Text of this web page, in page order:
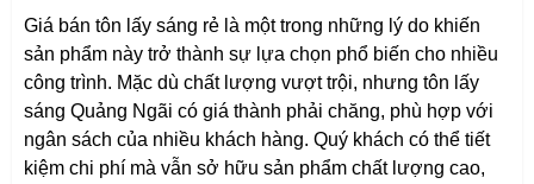
Giá bán tôn lấy sáng rẻ là một trong những lý do khiến
sản phẩm này trở thành sự lựa chọn phổ biến cho nhiều
công trình. Mặc dù chất lượng vượt trội, nhưng tôn lấy
sáng Quảng Ngãi có giá thành phải chăng, phù hợp với
ngân sách của nhiều khách hàng. Quý khách có thể tiết
kiệm chi phí mà vẫn sở hữu sản phẩm chất lượng cao,